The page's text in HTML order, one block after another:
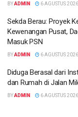
BYADMIN 6 AGUSTUS 2026
Sekda Berau: Proyek
Kewenangan Pusat,
Masuk PSN
BYADMIN 6 AGUSTUS 2026
Diduga Berasal dari
dan Rumah di Jalan
BYADMIN 6 AGUSTUS 2026